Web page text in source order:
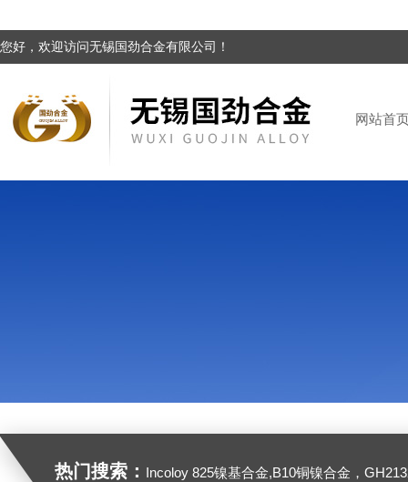
您好，欢迎访问无锡国劲合金有限公司！
网站首
热门搜索： Incoloy 825镍基合金,B10铜镍合金，GH2132高温合金，C276